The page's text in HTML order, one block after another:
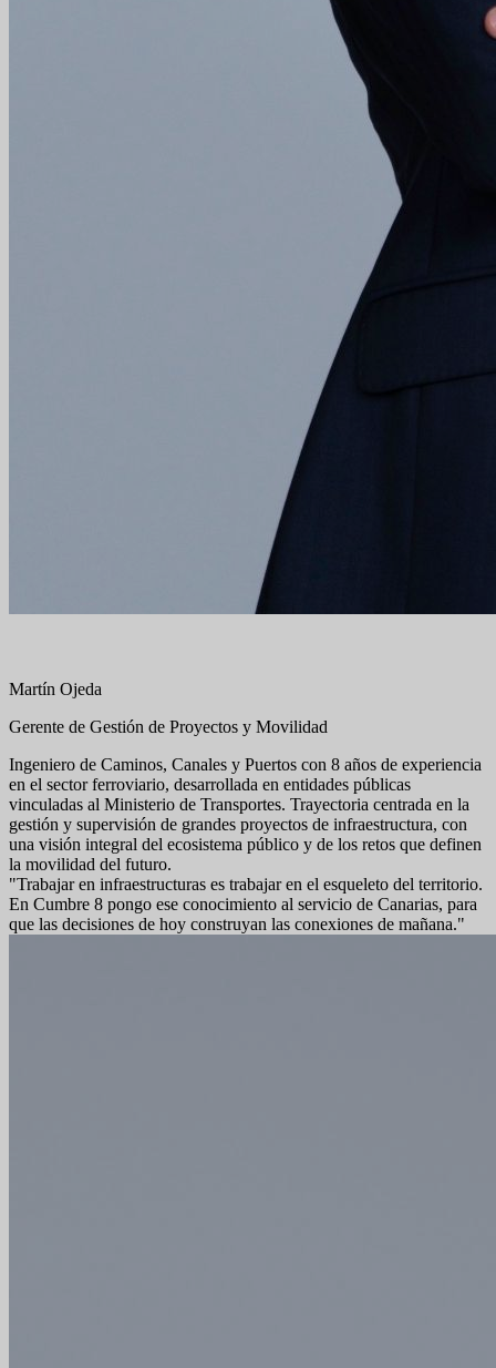
Martín Ojeda
Gerente de Gestión de Proyectos y Movilidad
Ingeniero de Caminos, Canales y Puertos con 8 años de experiencia
en el sector ferroviario, desarrollada en entidades públicas
vinculadas al Ministerio de Transportes. Trayectoria centrada en la
gestión y supervisión de grandes proyectos de infraestructura, con
una visión integral del ecosistema público y de los retos que definen
la movilidad del futuro.
"Trabajar en infraestructuras es trabajar en el esqueleto del territorio.
En Cumbre 8 pongo ese conocimiento al servicio de Canarias, para
que las decisiones de hoy construyan las conexiones de mañana."